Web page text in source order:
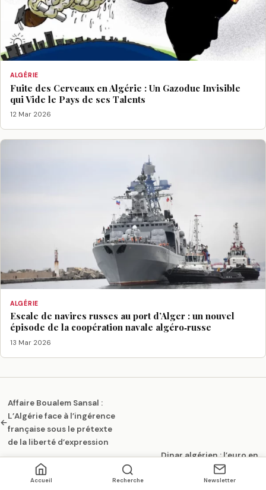
ALGÉRIE
Fuite des Cerveaux en Algérie : Un Gazoduc Invisible
qui Vide le Pays de ses Talents
12 Mar 2026
ALGÉRIE
Escale de navires russes au port d’Alger : un nouvel
épisode de la coopération navale algéro‑russe
13 Mar 2026
←
Affaire Boualem Sansal :
L’Algérie face à l’ingérence
française sous le prétexte
de la liberté d’expression
Dinar algérien : l’euro en
chute libre sur le marché
noir, une tendance durable
Accueil Recherche Newsletter